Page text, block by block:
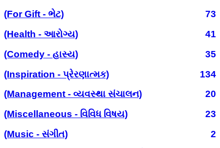
(For Gift - ભેટ)
73
(Health - આરોગ્ય)
41
(Comedy - હાસ્ય)
35
(Inspiration - પ્રેરણાત્મક)
134
(Management - વ્યવસ્થા સંચાલન)
20
(Miscellaneous - વિવિધ વિષય)
23
(Music - સંગીત)
2